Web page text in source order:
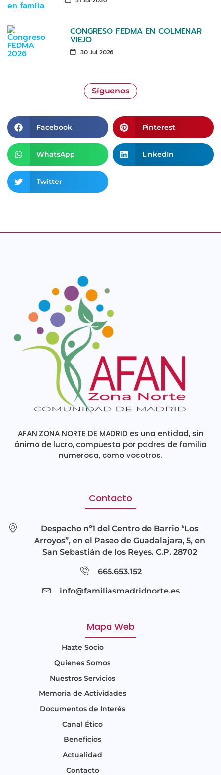
CONGRESO FEDMA EN COLMENAR
VIEJO
30 Jul 2026
Síguenos
Facebook Pinterest
WhatsApp LinkedIn
Twitter
AFAN ZONA NORTE DE MADRID es una entidad, sin
ánimo de lucro, compuesta por padres de familia
numerosa, como vosotros.
Contacto
Despacho nº1 del Centro de Barrio “Los
Arroyos”, en el Paseo de Guadalajara, 5, en
San Sebastián de los Reyes. C.P. 28702
665.653.152
info@familiasmadridnorte.es
Mapa Web
Hazte Socio
Quienes Somos
Nuestros Servicios
Memoria de Actividades
Documentos de Interés
Canal Ético
Beneficios
Actualidad
Contacto